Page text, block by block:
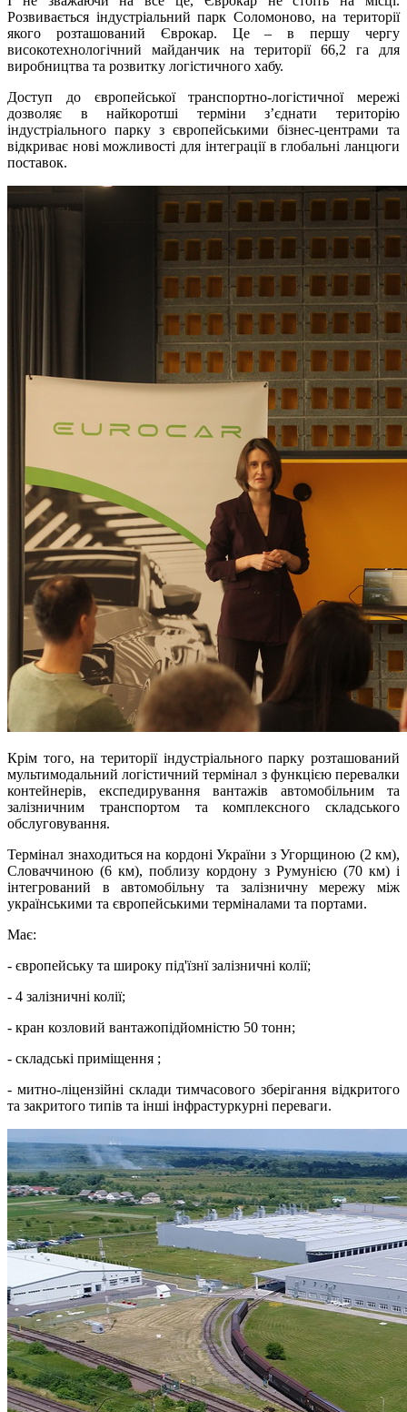
Розвивається індустріальний парк Соломоново, на території
якого розташований Єврокар. Це – в першу чергу
високотехнологічний майданчик на території 66,2 га для
виробництва та розвитку логістичного хабу.
Доступ до європейської транспортно-логістичної мережі
дозволяє в найкоротші терміни з’єднати територію
індустріального парку з європейськими бізнес-центрами та
відкриває нові можливості для інтеграції в глобальні ланцюги
поставок.
Крім того, на території індустріального парку розташований
мультимодальний логістичний термінал з функцією перевалки
контейнерів, експедирування вантажів автомобільним та
залізничним транспортом та комплексного складського
обслуговування.
Термінал знаходиться на кордоні України з Угорщиною (2 км),
Словаччиною (6 км), поблизу кордону з Румунією (70 км) і
інтегрований в автомобільну та залізничну мережу між
українськими та європейськими терміналами та портами.
Має:
- європейську та широку під'їзнї залізничні колії;
- 4 залізничні колії;
- кран козловий вантажопідйомністю 50 тонн;
- складські приміщення ;
- митно-ліцензійні склади тимчасового зберігання відкритого
та закритого типів та інші інфрастуркурні переваги.